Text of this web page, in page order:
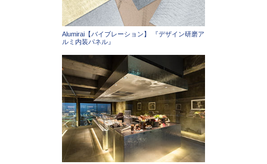
Alumirai【バイブレーション】 『デザイン研磨ア
ルミ内装パネル』